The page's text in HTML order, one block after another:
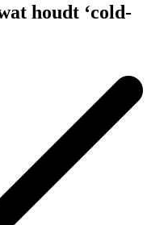
houdt ‘cold-